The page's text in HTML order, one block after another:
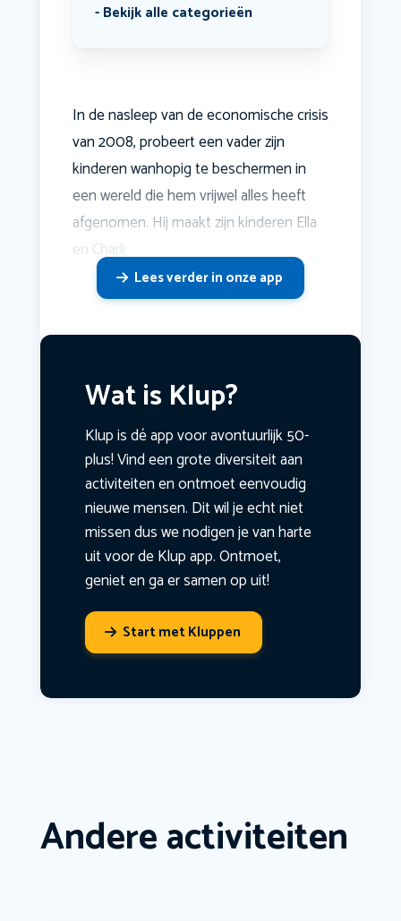
Bekijk alle categorieën
In de nasleep van de economische crisis
van 2008, probeert een vader zijn
kinderen wanhopig te beschermen in
een wereld die hem vrijwel alles heeft
afgenomen. Hij maakt zijn kinderen Ella
en Charli
Lees verder in onze app
Wat is Klup?
Klup is dé app voor avontuurlijk 50-
plus! Vind een grote diversiteit aan
activiteiten en ontmoet eenvoudig
nieuwe mensen. Dit wil je echt niet
missen dus we nodigen je van harte
uit voor de Klup app. Ontmoet,
geniet en ga er samen op uit!
Start met Kluppen
Andere activiteiten